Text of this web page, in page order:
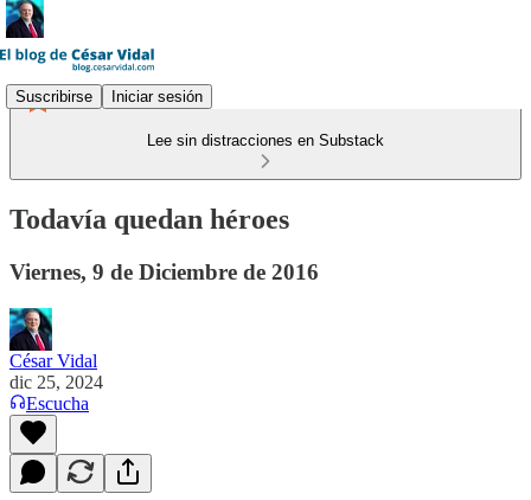
Suscribirse Iniciar sesión
Lee sin distracciones en Substack
Todavía quedan héroes
Viernes, 9 de Diciembre de 2016
César Vidal
dic 25, 2024
Escucha